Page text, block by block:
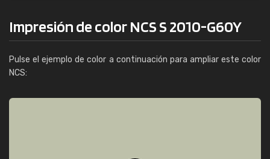
Impresión de color NCS S 2010-G60Y
Pulse el ejemplo de color a continuación para ampliar este color
NCS: